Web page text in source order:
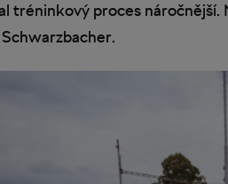
tréninkový proces náročnější.